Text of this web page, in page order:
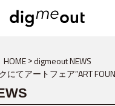
HOME
digmeout NEWS
にてアートフェア”ART